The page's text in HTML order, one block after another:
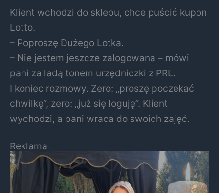
Klient wchodzi do sklepu, chce puścić kupon
Lotto.
– Poproszę Dużego Lotka.
– Nie jestem jeszcze zalogowana – mówi
pani za ladą tonem urzędniczki z PRL.
I koniec rozmowy. Zero: „proszę poczekać
chwilkę”, zero: „już się loguję”. Klient
wychodzi, a pani wraca do swoich zajęć.
Reklama